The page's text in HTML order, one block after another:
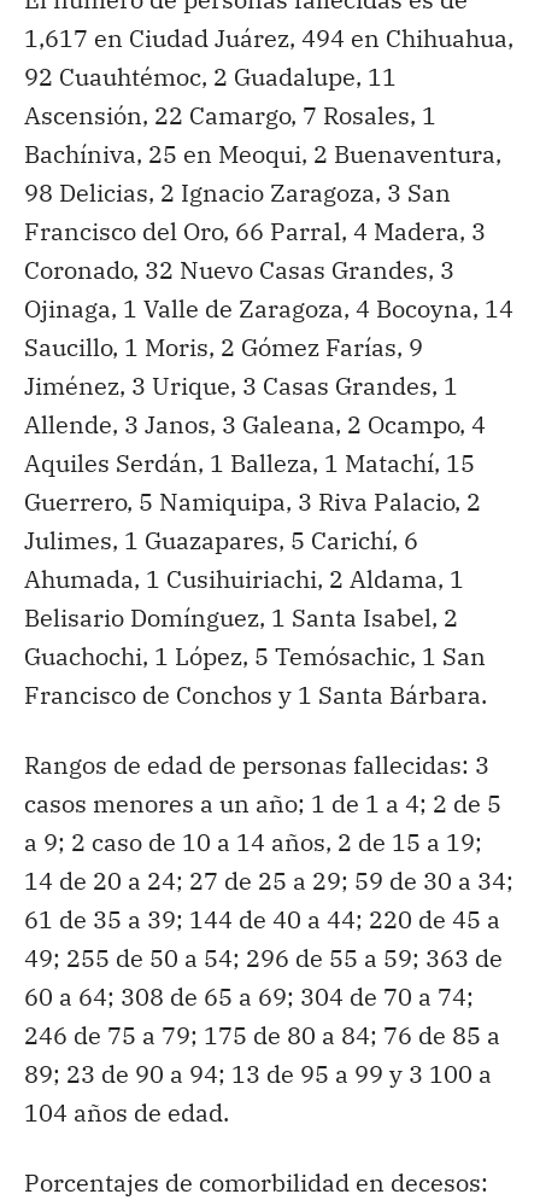
1,617 en Ciudad Juárez, 494 en Chihuahua,
92 Cuauhtémoc, 2 Guadalupe, 11
Ascensión, 22 Camargo, 7 Rosales, 1
Bachíniva, 25 en Meoqui, 2 Buenaventura,
98 Delicias, 2 Ignacio Zaragoza, 3 San
Francisco del Oro, 66 Parral, 4 Madera, 3
Coronado, 32 Nuevo Casas Grandes, 3
Ojinaga, 1 Valle de Zaragoza, 4 Bocoyna, 14
Saucillo, 1 Moris, 2 Gómez Farías, 9
Jiménez, 3 Urique, 3 Casas Grandes, 1
Allende, 3 Janos, 3 Galeana, 2 Ocampo, 4
Aquiles Serdán, 1 Balleza, 1 Matachí, 15
Guerrero, 5 Namiquipa, 3 Riva Palacio, 2
Julimes, 1 Guazapares, 5 Carichí, 6
Ahumada, 1 Cusihuiriachi, 2 Aldama, 1
Belisario Domínguez, 1 Santa Isabel, 2
Guachochi, 1 López, 5 Temósachic, 1 San
Francisco de Conchos y 1 Santa Bárbara.
Rangos de edad de personas fallecidas: 3
casos menores a un año; 1 de 1 a 4; 2 de 5
a 9; 2 caso de 10 a 14 años, 2 de 15 a 19;
14 de 20 a 24; 27 de 25 a 29; 59 de 30 a 34;
61 de 35 a 39; 144 de 40 a 44; 220 de 45 a
49; 255 de 50 a 54; 296 de 55 a 59; 363 de
60 a 64; 308 de 65 a 69; 304 de 70 a 74;
246 de 75 a 79; 175 de 80 a 84; 76 de 85 a
89; 23 de 90 a 94; 13 de 95 a 99 y 3 100 a
104 años de edad.
Porcentajes de comorbilidad en decesos: